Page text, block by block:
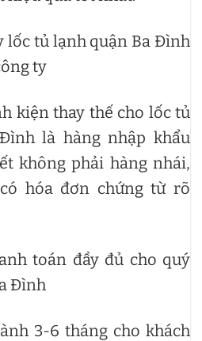
lốc tủ lạnh quận Ba Đình
ty
kiện thay thế cho lốc tủ
là hàng nhập khẩu
không phải hàng nhái,
hóa đơn chứng từ rõ
toán đầy đủ cho quý
Đình
3-6 tháng cho khách